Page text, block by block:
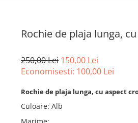
Rochie de plaja lunga,
250,00 Lei 150,00 Lei
Economisesti: 100,00 Lei
Rochie de plaja lunga, cu aspect
Culoare: Alb